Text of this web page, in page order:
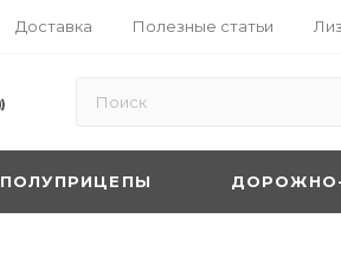
Доставка Полезные статьи
ПОЛУПРИЦЕПЫ ДОРОЖНО-